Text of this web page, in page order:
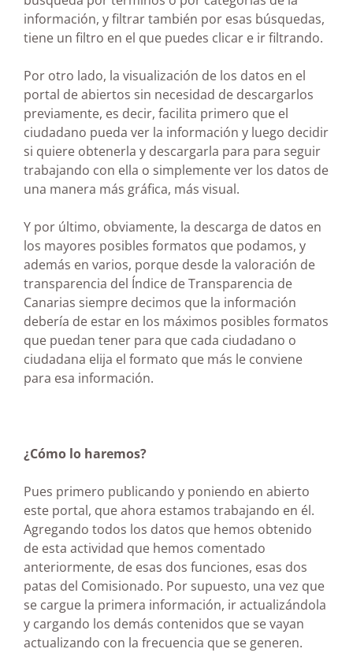
información, y filtrar también por esas búsquedas,
tiene un filtro en el que puedes clicar e ir filtrando.
Por otro lado, la visualización de los datos en el
portal de abiertos sin necesidad de descargarlos
previamente, es decir, facilita primero que el
ciudadano pueda ver la información y luego decidir
si quiere obtenerla y descargarla para para seguir
trabajando con ella o simplemente ver los datos de
una manera más gráfica, más visual.
Y por último, obviamente, la descarga de datos en
los mayores posibles formatos que podamos, y
además en varios, porque desde la valoración de
transparencia del Índice de Transparencia de
Canarias siempre decimos que la información
debería de estar en los máximos posibles formatos
que puedan tener para que cada ciudadano o
ciudadana elija el formato que más le conviene
para esa información.
¿Cómo lo haremos?
Pues primero publicando y poniendo en abierto
este portal, que ahora estamos trabajando en él.
Agregando todos los datos que hemos obtenido
de esta actividad que hemos comentado
anteriormente, de esas dos funciones, esas dos
patas del Comisionado. Por supuesto, una vez que
se cargue la primera información, ir actualizándola
y cargando los demás contenidos que se vayan
actualizando con la frecuencia que se generen.